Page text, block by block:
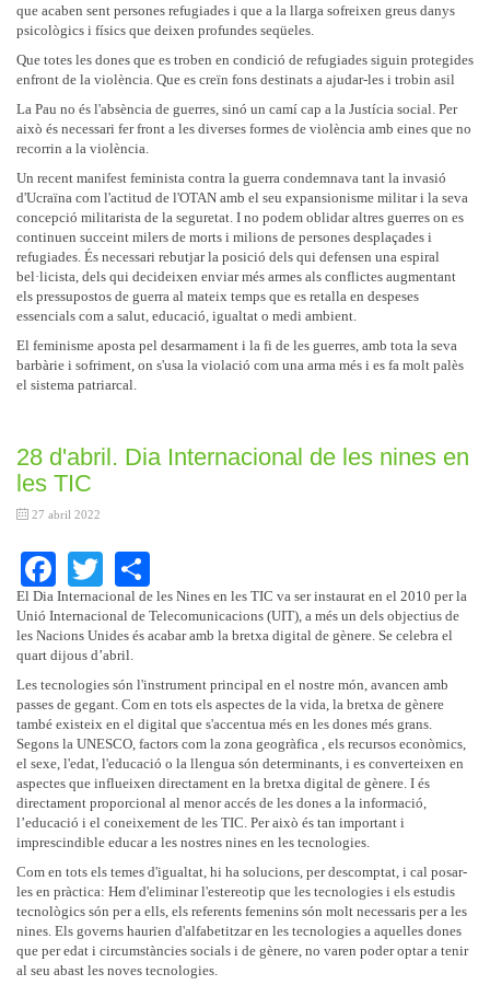
que acaben sent persones refugiades i que a la llarga sofreixen greus danys
psicològics i físics que deixen profundes seqüeles.
Que totes les dones que es troben en condició de refugiades siguin protegides
enfront de la violència. Que es creïn fons destinats a ajudar-les i trobin asil
La Pau no és l'absència de guerres, sinó un camí cap a la Justícia social. Per
això és necessari fer front a les diverses formes de violència amb eines que no
recorrin a la violència.
Un recent manifest feminista contra la guerra condemnava tant la invasió
d'Ucraïna com l'actitud de l'OTAN amb el seu expansionisme militar i la seva
concepció militarista de la seguretat. I no podem oblidar altres guerres on es
continuen succeint milers de morts i milions de persones desplaçades i
refugiades. És necessari rebutjar la posició dels qui defensen una espiral
bel·licista, dels qui decideixen enviar més armes als conflictes augmentant
els pressupostos de guerra al mateix temps que es retalla en despeses
essencials com a salut, educació, igualtat o medi ambient.
El feminisme aposta pel desarmament i la fi de les guerres, amb tota la seva
barbàrie i sofriment, on s'usa la violació com una arma més i es fa molt palès
el sistema patriarcal.
28 d'abril. Dia Internacional de les nines en
les TIC
27 abril 2022
Facebook
Twitter
El Dia Internacional de les Nines en les TIC va ser instaurat en el 2010 per la
Unió Internacional de Telecomunicacions (UIT), a més un dels objectius de
les Nacions Unides és acabar amb la bretxa digital de gènere. Se celebra el
quart dijous d’abril.
Les tecnologies són l'instrument principal en el nostre món, avancen amb
passes de gegant. Com en tots els aspectes de la vida, la bretxa de gènere
també existeix en el digital que s'accentua més en les dones més grans.
Segons la UNESCO, factors com la zona geogràfica , els recursos econòmics,
el sexe, l'edat, l'educació o la llengua són determinants, i es converteixen en
aspectes que influeixen directament en la bretxa digital de gènere. I és
directament proporcional al menor accés de les dones a la informació,
l’educació i el coneixement de les TIC. Per això és tan important i
imprescindible educar a les nostres nines en les tecnologies.
Com en tots els temes d'igualtat, hi ha solucions, per descomptat, i cal posar-
les en pràctica: Hem d'eliminar l'estereotip que les tecnologies i els estudis
tecnològics són per a ells, els referents femenins són molt necessaris per a les
nines. Els governs haurien d'alfabetitzar en les tecnologies a aquelles dones
que per edat i circumstàncies socials i de gènere, no varen poder optar a tenir
al seu abast les noves tecnologies.